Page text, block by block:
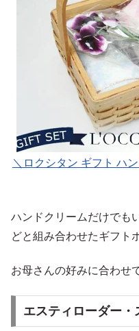
＼ロクシタン ギフト ハ
ハンドクリームだけでも
どと組み合わせたギフト
お母さんの好みに合わせ
エスティローダー・